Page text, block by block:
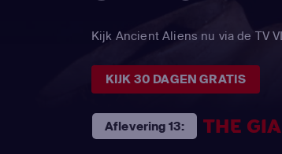
Kijk Ancient Aliens nu via de TV
KIJK 30 DAGEN GRATIS
Aflevering 13: THE